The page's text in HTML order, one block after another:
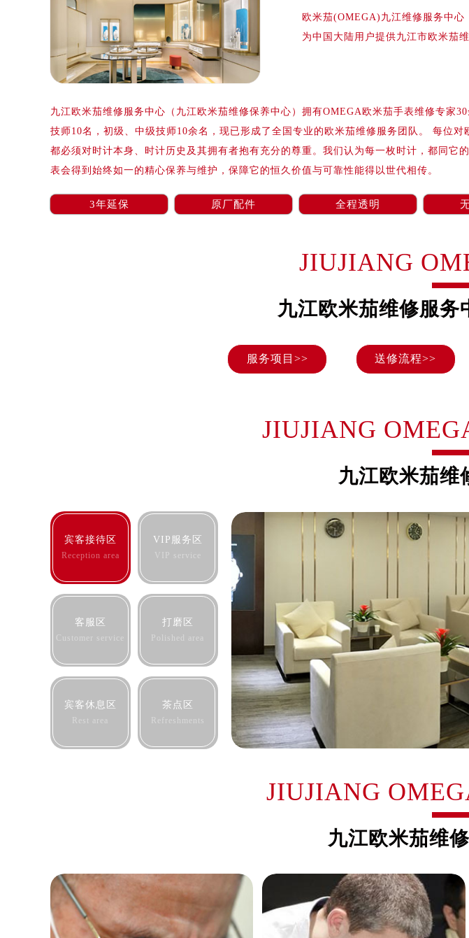
绍兴市越城区胜利东路379号世茂天际中心写字楼8层805室（需提前
嘉兴市南湖区广益路705号嘉兴世界贸易中心写字楼A座13层1304室
南昌市红谷滩新区红谷中大道998号绿地双子塔（中央广场）A1座办
济南市历下区经十路11111号华润中心写字楼（万象城）15层1508室
广州市天河区天河路230号万菱汇国际中心写字楼A塔7层704室（需
广州市越秀区环市东路371-375号世界贸易中心大厦南塔写字楼15层
深圳市罗湖区深南东路5001号华润大厦写字楼17层1701室（需提前
惠州市惠城区江北文昌一路7号华贸大厦写字楼1座30层05室（需提前
厦门市思明区湖滨东路95号华润大厦写字楼B座11层1104室（需提前
成都市锦江区人民东路6号SAC东原中心写字楼24层2406B室（需提
郑州市二七区铭功路10号华润大厦写字楼29层2905室（需提前预约
太原市迎泽区解放路15号亨得利名表服务中心（品牌授权店）3层整
沈阳市沈河区中街路137号亨得利名表服务中心（品牌授权店）1层
沈阳市沈河区中街路83号亨得利名表服务中心（品牌授权店）1层整
温州市鹿城区锦绣路1067号置信广场10层1015室（需提前预约）
东莞市东城街道鸿福东路1号民盈国贸中心T1写字楼9层907室（需提
无锡市梁溪区人民中路139号恒隆广场写字楼1座11层1104室（需提
南通市崇川区工农路57号圆融广场写字楼16层1603室（需提前预约
武汉市江汉区解放大道686号世界贸易大厦38层09室（需提前预约）
南宁市青秀区金湖路59号地王大厦12楼1224室（需提前预约）
合肥市蜀山区潜山路111号万象城华润大厦B座12楼03室（需提前预约
泉州市丰泽区宝洲路729号浦西万达中心写字楼A座7楼709室（需提
青岛市南区山东路6号华润大厦B座22层04室（需提前预约）
烟台市芝罘区胜利路139号万达金融中心A座907室（需提前预约）
长春市朝阳区西安大路727号中银大厦A座(旺进大厦)18层09室（需
贵阳市南明区都司高架桥路33号亨特国际金融中心14楼14D（需提前
昆明市盘龙区北京路928号同德昆明广场写字楼10层06室（需提前预
石家庄市长安区中山东路39号勒泰中心写字楼B座13层07室（需提前
西安市碑林区南关正街88号华侨城长安国际中心E座6楼10室（需提前
海口市龙华区金贸东路5号海口华润大厦B座17层1707室（需提前预
唐山市路南区新华东道100号万达广场写字楼A座10层1002室（需提
内蒙古自治区呼和浩特市玉泉区大学西街70号华润万象城写字楼（
甘肃省兰州市七里河区西津西路16号兰州中心写字楼21层2102室（
重庆市解放碑渝中区民权路28号英利国际金融中心写字楼20层01室（
黑龙江省大庆市萨尔图区会战大街欧米茄售后服务中心（需提前预约
黑龙江省黑河市爱辉区中央街欧米茄售后服务中心（需提前预约）
黑龙江省鸡西市鸡冠区红军路欧米茄售后服务中心（需提前预约）
黑龙江省佳木斯市向阳区长安路欧米茄售后服务中心（需提前预约）
欧米茄(OMEGA)九江维修服务中心
为中国大陆用户提供九江市欧米茄
九江欧米茄维修服务中心（九江欧米茄维修保养中心）拥有OMEGA欧米茄手表维修专家
技师10名，初级、中级技师10余名，现已形成了全国专业的欧米茄维修服务团队。 每位对
都必须对时计本身、时计历史及其拥有者抱有充分的尊重。我们认为每一枚时计，都同它
表会得到始终如一的精心保养与维护，保障它的恒久价值与可靠性能得以世代相传。
3年延保 原厂配件 全程透明
JIUJIANG
九江欧米茄维修服务
服务项目>> 送修流程>>
JIUJIANG
九江欧米茄维
宾客接待区
Reception area
VIP服务区
VIP service
客服区
Customer service
打磨区
Polished area
宾客休息区
Rest area
茶点区
Refreshments
JIUJIANG
九江欧米茄维